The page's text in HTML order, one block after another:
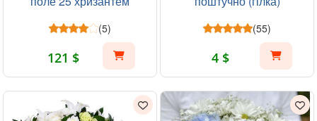
(5)
121 $
(55)
4 $